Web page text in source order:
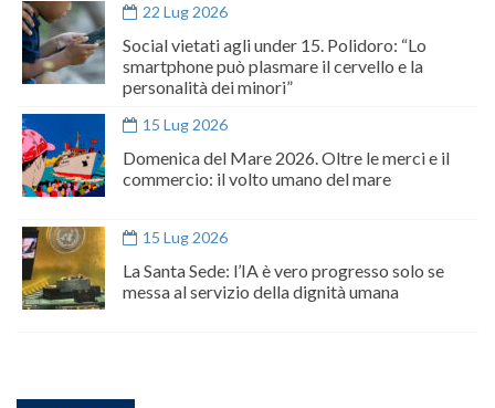
22 Lug 2026
Social vietati agli under 15. Polidoro: “Lo
smartphone può plasmare il cervello e la
personalità dei minori”
15 Lug 2026
Domenica del Mare 2026. Oltre le merci e il
commercio: il volto umano del mare
15 Lug 2026
La Santa Sede: l’IA è vero progresso solo se
messa al servizio della dignità umana